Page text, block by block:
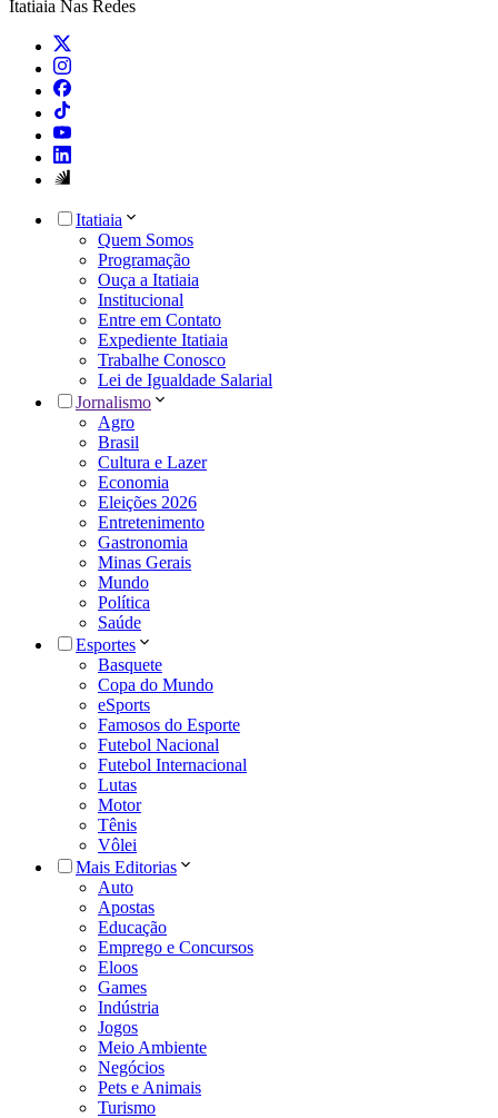
Itatiaia Nas Redes
Itatiaia
Quem Somos
Programação
Ouça a Itatiaia
Institucional
Entre em Contato
Expediente Itatiaia
Trabalhe Conosco
Lei de Igualdade Salarial
Jornalismo
Agro
Brasil
Cultura e Lazer
Economia
Eleições 2026
Entretenimento
Gastronomia
Minas Gerais
Mundo
Política
Saúde
Esportes
Basquete
Copa do Mundo
eSports
Famosos do Esporte
Futebol Nacional
Futebol Internacional
Lutas
Motor
Tênis
Vôlei
Mais Editorias
Auto
Apostas
Educação
Emprego e Concursos
Eloos
Games
Indústria
Jogos
Meio Ambiente
Negócios
Pets e Animais
Turismo